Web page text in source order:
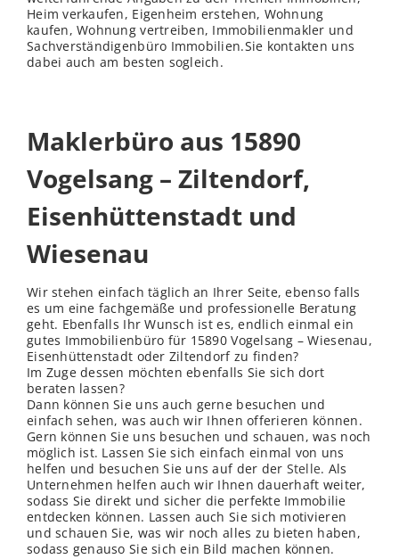
Heim verkaufen, Eigenheim erstehen, Wohnung
kaufen, Wohnung vertreiben, Immobilienmakler und
Sachverständigenbüro Immobilien.Sie kontakten uns
dabei auch am besten sogleich.
Maklerbüro aus 15890
Vogelsang – Ziltendorf,
Eisenhüttenstadt und
Wiesenau
Wir stehen einfach täglich an Ihrer Seite, ebenso falls
es um eine fachgemäße und professionelle Beratung
geht. Ebenfalls Ihr Wunsch ist es, endlich einmal ein
gutes Immobilienbüro für 15890 Vogelsang – Wiesenau,
Eisenhüttenstadt oder Ziltendorf zu finden?
Im Zuge dessen möchten ebenfalls Sie sich dort
beraten lassen?
Dann können Sie uns auch gerne besuchen und
einfach sehen, was auch wir Ihnen offerieren können.
Gern können Sie uns besuchen und schauen, was noch
möglich ist. Lassen Sie sich einfach einmal von uns
helfen und besuchen Sie uns auf der der Stelle. Als
Unternehmen helfen auch wir Ihnen dauerhaft weiter,
sodass Sie direkt und sicher die perfekte Immobilie
entdecken können. Lassen auch Sie sich motivieren
und schauen Sie, was wir noch alles zu bieten haben,
sodass genauso Sie sich ein Bild machen können.